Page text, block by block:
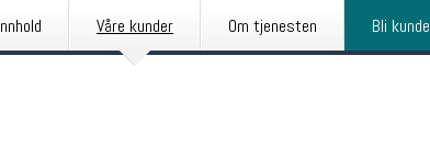
Våre kunder Om tjenesten Bli kunde